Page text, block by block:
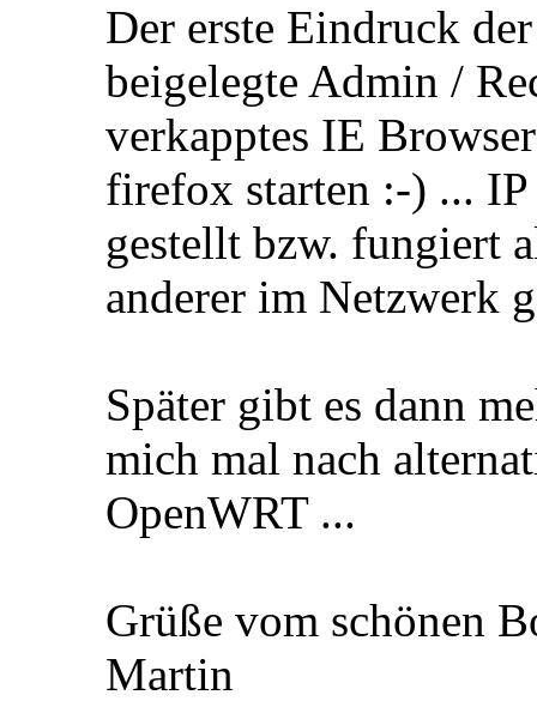
Der erste Eindruck
beigelegte Admin /
verkapptes IE
firefox starten :-) ...
gestellt bzw. fungiert
anderer im Netzwerk
Später gibt es dann
mich mal nach
OpenWRT ...
Grüße vom schönen
Martin